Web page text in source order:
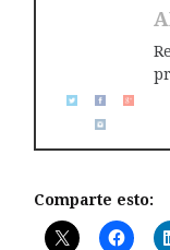
Comparte esto: